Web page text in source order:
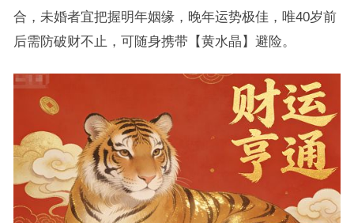
合，未婚者宜把握明年姻缘，晚年运势极佳，唯40岁前
后需防破财不止，可随身携带【黄水晶】避险。